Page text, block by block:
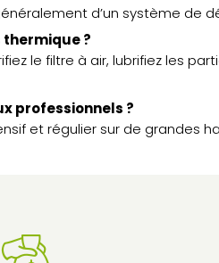
d’un système de
?
le filtre à air, lubrifiez les
professionnels ?
et régulier sur de grandes